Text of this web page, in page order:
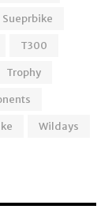
Sueprbike
T300
Trophy
Wildays